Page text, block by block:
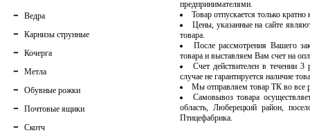
Ведра
Карнизы струнные
Кочерга
Метла
Обувные рожки
Почтовые ящики
Скотч
предпринимателями.
Товар отпускается только
Цены, указанные на сайте
товара.
После рассмотрения Вашего
товара и выставляем Вам счет на
Счет действителен в течении
случае не гарантируется наличие
Мы отправляем товар ТК во
Самовывоз товара
область, Люберецкий район,
Птицефабрика.